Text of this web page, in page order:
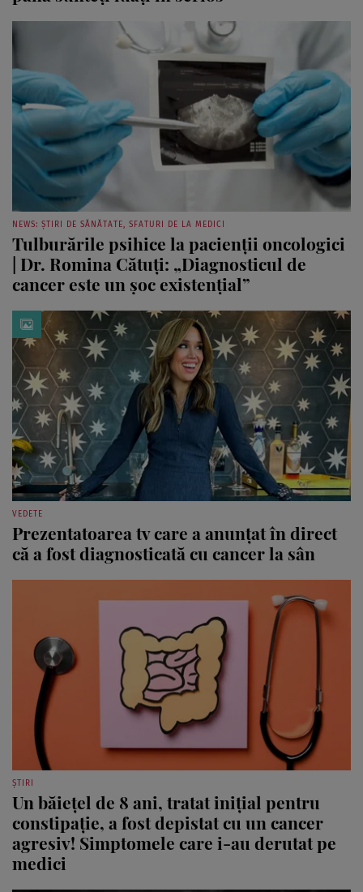
NEWS: ȘTIRI DE SĂNĂTATE, SFATURI DE LA MEDICI
Tulburările psihice la pacienții oncologici
| Dr. Romina Cătuți: „Diagnosticul de
cancer este un șoc existențial”
VEDETE
Prezentatoarea tv care a anunțat în direct
că a fost diagnosticată cu cancer la sân
ȘTIRI
Un băiețel de 8 ani, tratat inițial pentru
constipație, a fost depistat cu un cancer
agresiv! Simptomele care i-au derutat pe
medici